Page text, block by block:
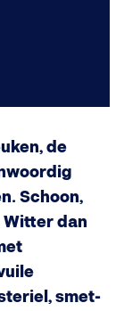
de
Schoon,
Witter dan
smet-